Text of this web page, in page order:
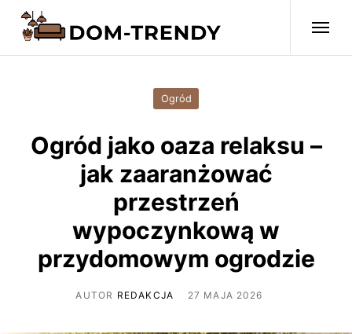
Ogród
Ogród jako oaza relaksu –
jak zaaranżować
przestrzeń
wypoczynkową w
przydomowym ogrodzie
AUTOR REDAKCJA 27 MAJA 2026